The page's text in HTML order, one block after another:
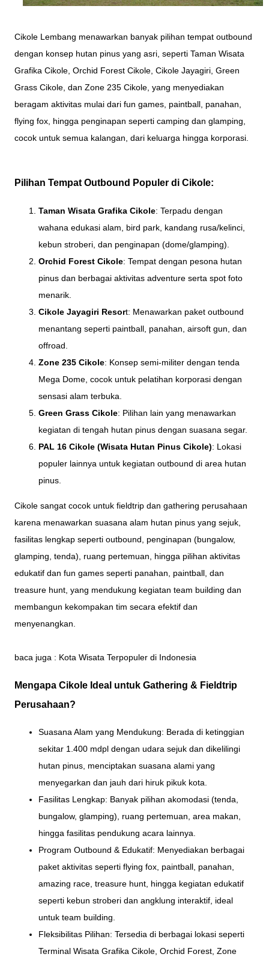
Cikole Lembang menawarkan banyak pilihan tempat outbound
dengan konsep hutan pinus yang asri, seperti Taman Wisata
Grafika Cikole, Orchid Forest Cikole, Cikole Jayagiri, Green
Grass Cikole, dan Zone 235 Cikole, yang menyediakan
beragam aktivitas mulai dari fun games, paintball, panahan,
flying fox, hingga penginapan seperti camping dan glamping,
cocok untuk semua kalangan, dari keluarga hingga korporasi.
Pilihan Tempat Outbound Populer di Cikole:
Taman Wisata Grafika Cikole: Terpadu dengan
wahana edukasi alam, bird park, kandang rusa/kelinci,
kebun stroberi, dan penginapan (dome/glamping).
Orchid Forest Cikole: Tempat dengan pesona hutan
pinus dan berbagai aktivitas adventure serta spot foto
menarik.
Cikole Jayagiri Resort: Menawarkan paket outbound
menantang seperti paintball, panahan, airsoft gun, dan
offroad.
Zone 235 Cikole: Konsep semi-militer dengan tenda
Mega Dome, cocok untuk pelatihan korporasi dengan
sensasi alam terbuka.
Green Grass Cikole: Pilihan lain yang menawarkan
kegiatan di tengah hutan pinus dengan suasana segar.
PAL 16 Cikole (Wisata Hutan Pinus Cikole): Lokasi
populer lainnya untuk kegiatan outbound di area hutan
pinus.
Cikole sangat cocok untuk fieldtrip dan gathering perusahaan
karena menawarkan suasana alam hutan pinus yang sejuk,
fasilitas lengkap seperti outbound, penginapan (bungalow,
glamping, tenda), ruang pertemuan, hingga pilihan aktivitas
edukatif dan fun games seperti panahan, paintball, dan
treasure hunt, yang mendukung kegiatan team building dan
membangun kekompakan tim secara efektif dan
menyenangkan.
baca juga : Kota Wisata Terpopuler di Indonesia
Mengapa Cikole Ideal untuk Gathering & Fieldtrip
Perusahaan?
Suasana Alam yang Mendukung: Berada di ketinggian
sekitar 1.400 mdpl dengan udara sejuk dan dikelilingi
hutan pinus, menciptakan suasana alami yang
menyegarkan dan jauh dari hiruk pikuk kota.
Fasilitas Lengkap: Banyak pilihan akomodasi (tenda,
bungalow, glamping), ruang pertemuan, area makan,
hingga fasilitas pendukung acara lainnya.
Program Outbound & Edukatif: Menyediakan berbagai
paket aktivitas seperti flying fox, paintball, panahan,
amazing race, treasure hunt, hingga kegiatan edukatif
seperti kebun stroberi dan angklung interaktif, ideal
untuk team building.
Fleksibilitas Pilihan: Tersedia di berbagai lokasi seperti
Terminal Wisata Grafika Cikole, Orchid Forest, Zone